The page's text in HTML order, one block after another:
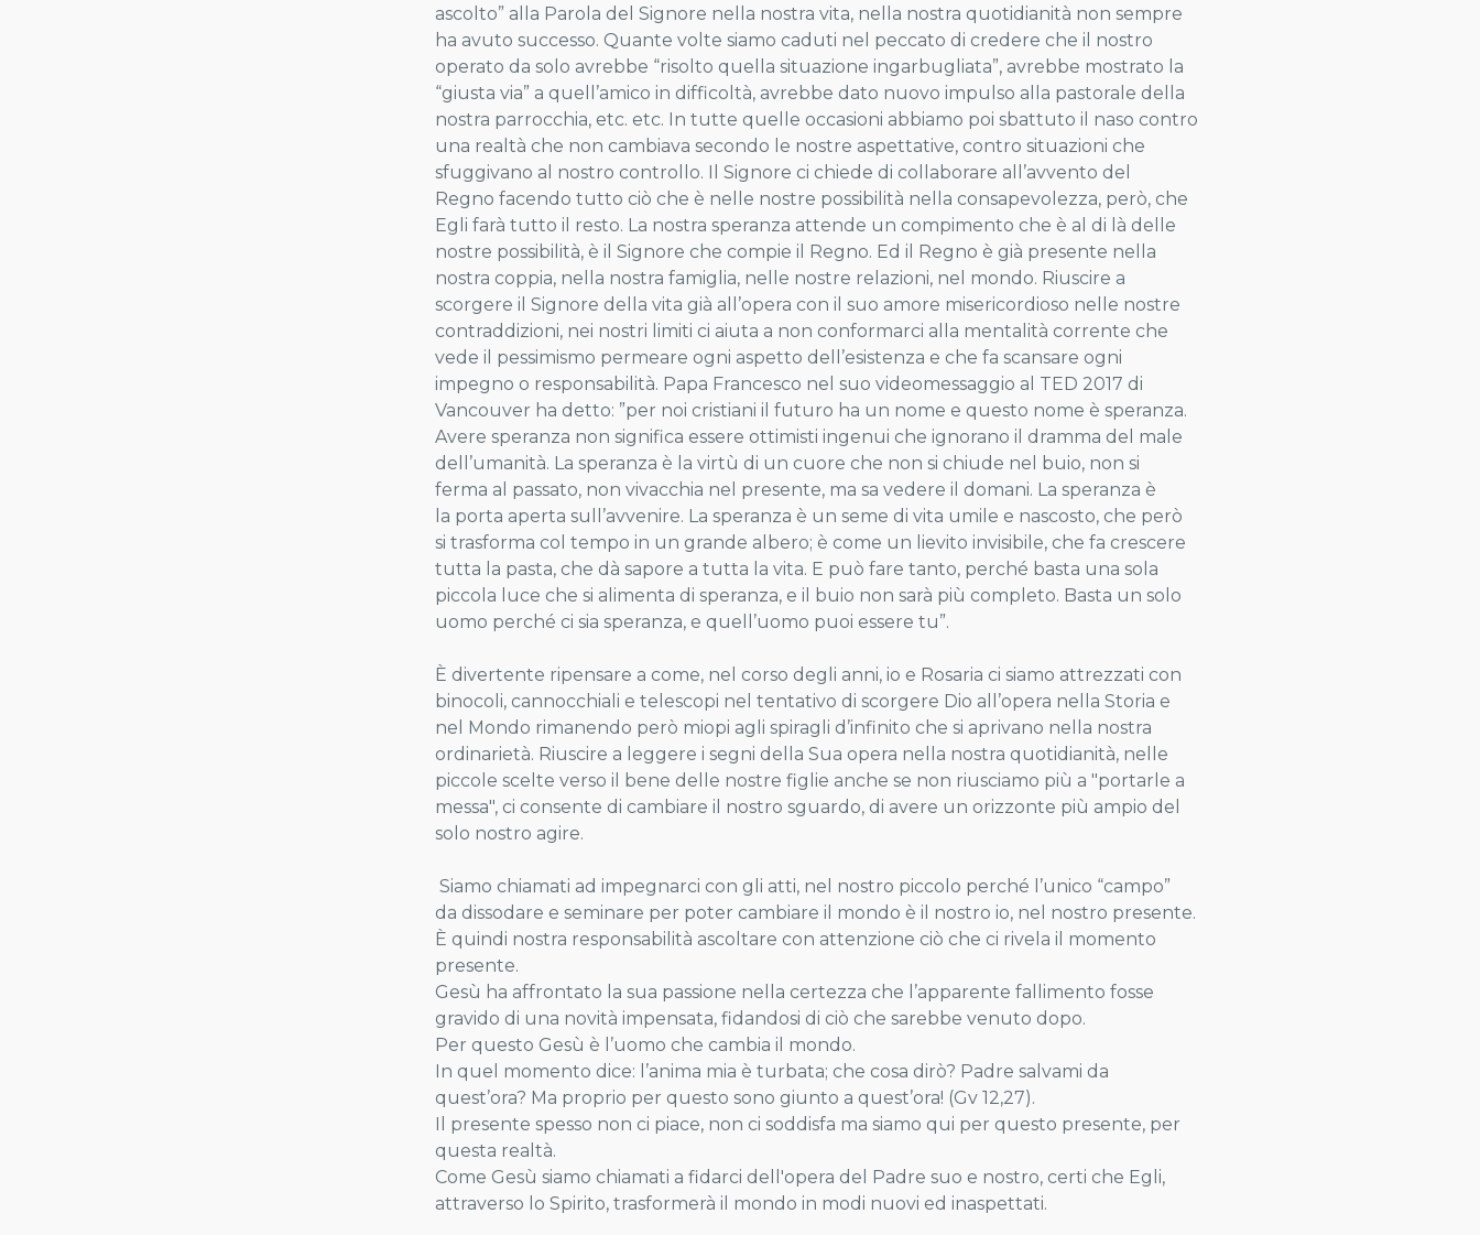
ascolto” alla Parola del Signore nella nostra vita, nella nostra quotidianità non sempre
ha avuto successo. Quante volte siamo caduti nel peccato di credere che il nostro
operato da solo avrebbe “risolto quella situazione ingarbugliata”, avrebbe mostrato la
“giusta via” a quell’amico in difficoltà, avrebbe dato nuovo impulso alla pastorale della
nostra parrocchia, etc. etc. In tutte quelle occasioni abbiamo poi sbattuto il naso contro
una realtà che non cambiava secondo le nostre aspettative, contro situazioni che
sfuggivano al nostro controllo. Il Signore ci chiede di collaborare all’avvento del
Regno facendo tutto ciò che è nelle nostre possibilità nella consapevolezza, però, che
Egli farà tutto il resto. La nostra speranza attende un compimento che è al di là delle
nostre possibilità, è il Signore che compie il Regno. Ed il Regno è già presente nella
nostra coppia, nella nostra famiglia, nelle nostre relazioni, nel mondo. Riuscire a
scorgere il Signore della vita già all’opera con il suo amore misericordioso nelle nostre
contraddizioni, nei nostri limiti ci aiuta a non conformarci alla mentalità corrente che
vede il pessimismo permeare ogni aspetto dell’esistenza e che fa scansare ogni
impegno o responsabilità. Papa Francesco nel suo videomessaggio al TED 2017 di
Vancouver ha detto: ”per noi cristiani il futuro ha un nome e questo nome è speranza.
Avere speranza non significa essere ottimisti ingenui che ignorano il dramma del male
dell’umanità. La speranza è la virtù di un cuore che non si chiude nel buio, non si
ferma al passato, non vivacchia nel presente, ma sa vedere il domani. La speranza è
la porta aperta sull’avvenire. La speranza è un seme di vita umile e nascosto, che però
si trasforma col tempo in un grande albero; è come un lievito invisibile, che fa crescere
tutta la pasta, che dà sapore a tutta la vita. E può fare tanto, perché basta una sola
piccola luce che si alimenta di speranza, e il buio non sarà più completo. Basta un solo
uomo perché ci sia speranza, e quell’uomo puoi essere tu”.
È divertente ripensare a come, nel corso degli anni, io e Rosaria ci siamo attrezzati con
binocoli, cannocchiali e telescopi nel tentativo di scorgere Dio all’opera nella Storia e
nel Mondo rimanendo però miopi agli spiragli d’infinito che si aprivano nella nostra
ordinarietà. Riuscire a leggere i segni della Sua opera nella nostra quotidianità, nelle
piccole scelte verso il bene delle nostre figlie anche se non riusciamo più a "portarle a
messa", ci consente di cambiare il nostro sguardo, di avere un orizzonte più ampio del
solo nostro agire.
Siamo chiamati ad impegnarci con gli atti, nel nostro piccolo perché l’unico “campo”
da dissodare e seminare per poter cambiare il mondo è il nostro io, nel nostro presente.
È quindi nostra responsabilità ascoltare con attenzione ciò che ci rivela il momento
presente.
Gesù ha affrontato la sua passione nella certezza che l’apparente fallimento fosse
gravido di una novità impensata, fidandosi di ciò che sarebbe venuto dopo.
Per questo Gesù è l’uomo che cambia il mondo.
In quel momento dice: l’anima mia è turbata; che cosa dirò? Padre salvami da
quest’ora? Ma proprio per questo sono giunto a quest’ora! (Gv 12,27).
Il presente spesso non ci piace, non ci soddisfa ma siamo qui per questo presente, per
questa realtà.
Come Gesù siamo chiamati a fidarci dell'opera del Padre suo e nostro, certi che Egli,
attraverso lo Spirito, trasformerà il mondo in modi nuovi ed inaspettati.